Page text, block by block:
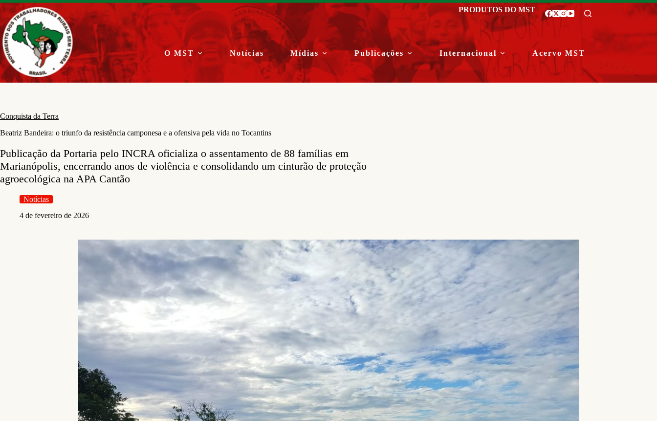
Pular
para
o
conteúdo
PRODUTOS DO MST
O MST Notícias Mídias Publicações Internacional Acervo MST
Conquista da Terra
Beatriz Bandeira: o triunfo da resistência camponesa e a ofensiva pela vida no Tocantins
Publicação da Portaria pelo INCRA oficializa o assentamento de 88 famílias em
Marianópolis, encerrando anos de violência e consolidando um cinturão de proteção
agroecológica na APA Cantão
Notícias
4 de fevereiro de 2026